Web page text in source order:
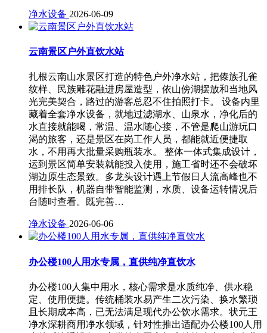
净水设备 2026-06-09
云南景区户外直饮水站
扎根云南山水景区打造的特色户外净水站，把傣族孔雀
纹样、民族雕花融进房屋造型，依山傍湖摆放和当地风
光完美契合，路过的游客总忍不住拍照打卡。 设备内里
藏着全套净水设备，就地过滤湖水、山泉水，净化后的
水直接就能喝，常温、温水随心接，不管是爬山游玩口
渴的旅客，还是景区在岗工作人员，都能就近便捷取
水，不用再大批量采购瓶装水。 整体一体式集成设计，
运到景区简单安装就能投入使用，施工省时还不会破坏
湖边原生态景致。多龙头设计遇上节假日人流高峰也不
用排长队，机器自带智能监测，水质、设备运转情况后
台随时查看。既完善…
净水设备 2026-06-06
办公楼100人用水专属，直供纯净直饮水
办公楼100人集中用水，核心需求是水质纯净、供水稳
定、使用便捷。传统桶装水易产生二次污染、换水繁琐
且长期成本高，已无法满足现代办公饮水需求。状元王
净水深耕商用净水领域，针对性推出适配办公楼100人用